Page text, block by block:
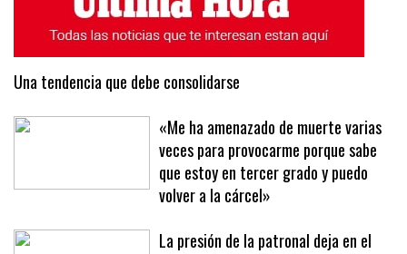
Una tendencia que debe consolidarse
«Me ha amenazado de muerte varias
veces para provocarme porque sabe
que estoy en tercer grado y puedo
volver a la cárcel»